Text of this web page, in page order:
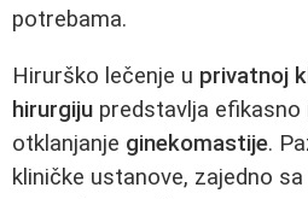
potrebama.
Hirurško lečenje u privatnoj
hirurgiju predstavlja
otklanjanje ginekomastije.
kliničke ustanove, zajedno